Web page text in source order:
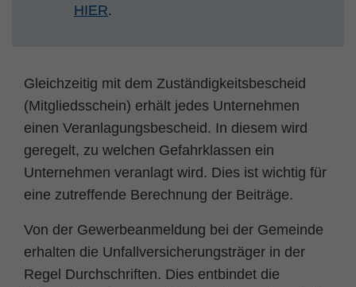
HIER.
Gleichzeitig mit dem Zuständigkeitsbescheid
(Mitgliedsschein) erhält jedes Unternehmen
einen Veranlagungsbescheid. In diesem wird
geregelt, zu welchen Gefahrklassen ein
Unternehmen veranlagt wird. Dies ist wichtig für
eine zutreffende Berechnung der Beiträge.
Von der Gewerbeanmeldung bei der Gemeinde
erhalten die Unfallversicherungsträger in der
Regel Durchschriften. Dies entbindet die